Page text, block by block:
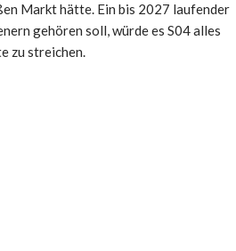
Markt hätte. Ein bis 2027 laufender
gehören soll, würde es S04 alles
zu streichen.